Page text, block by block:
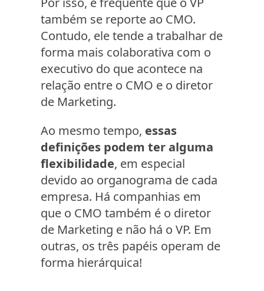
também se reporte ao CMO.
Contudo, ele tende a trabalhar de
forma mais colaborativa com o
executivo do que acontece na
relação entre o CMO e o diretor
de Marketing.
Ao mesmo tempo, essas
definições podem ter alguma
flexibilidade, em especial
devido ao organograma de cada
empresa. Há companhias em
que o CMO também é o diretor
de Marketing e não há o VP. Em
outras, os três papéis operam de
forma hierárquica!